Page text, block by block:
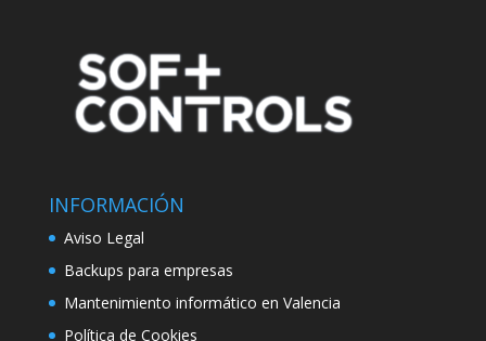
INFORMACIÓN
Aviso Legal
Backups para empresas
Mantenimiento informático en Valencia
Política de Cookies